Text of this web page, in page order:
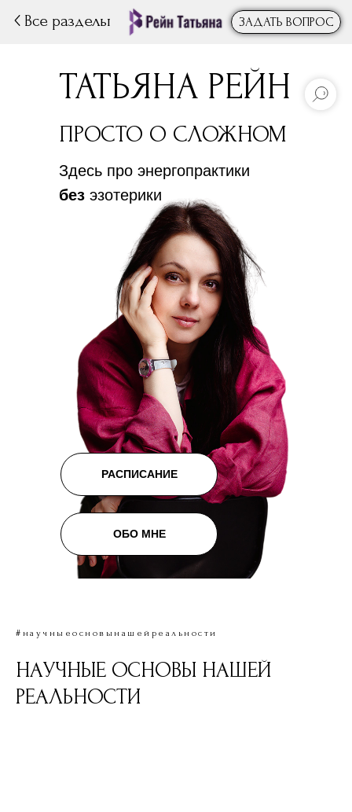
Все разделы ЗАДАТЬ ВОПРОС
ТАТЬЯНА РЕЙН
Здесь про энергопрактики
без эзотерики
ПРОСТО О СЛОЖНОМ
РАСПИСАНИЕ
ОБО МНЕ
#научныеосновынашейреальности
НАУЧНЫЕ ОСНОВЫ НАШЕЙ
РЕАЛЬНОСТИ